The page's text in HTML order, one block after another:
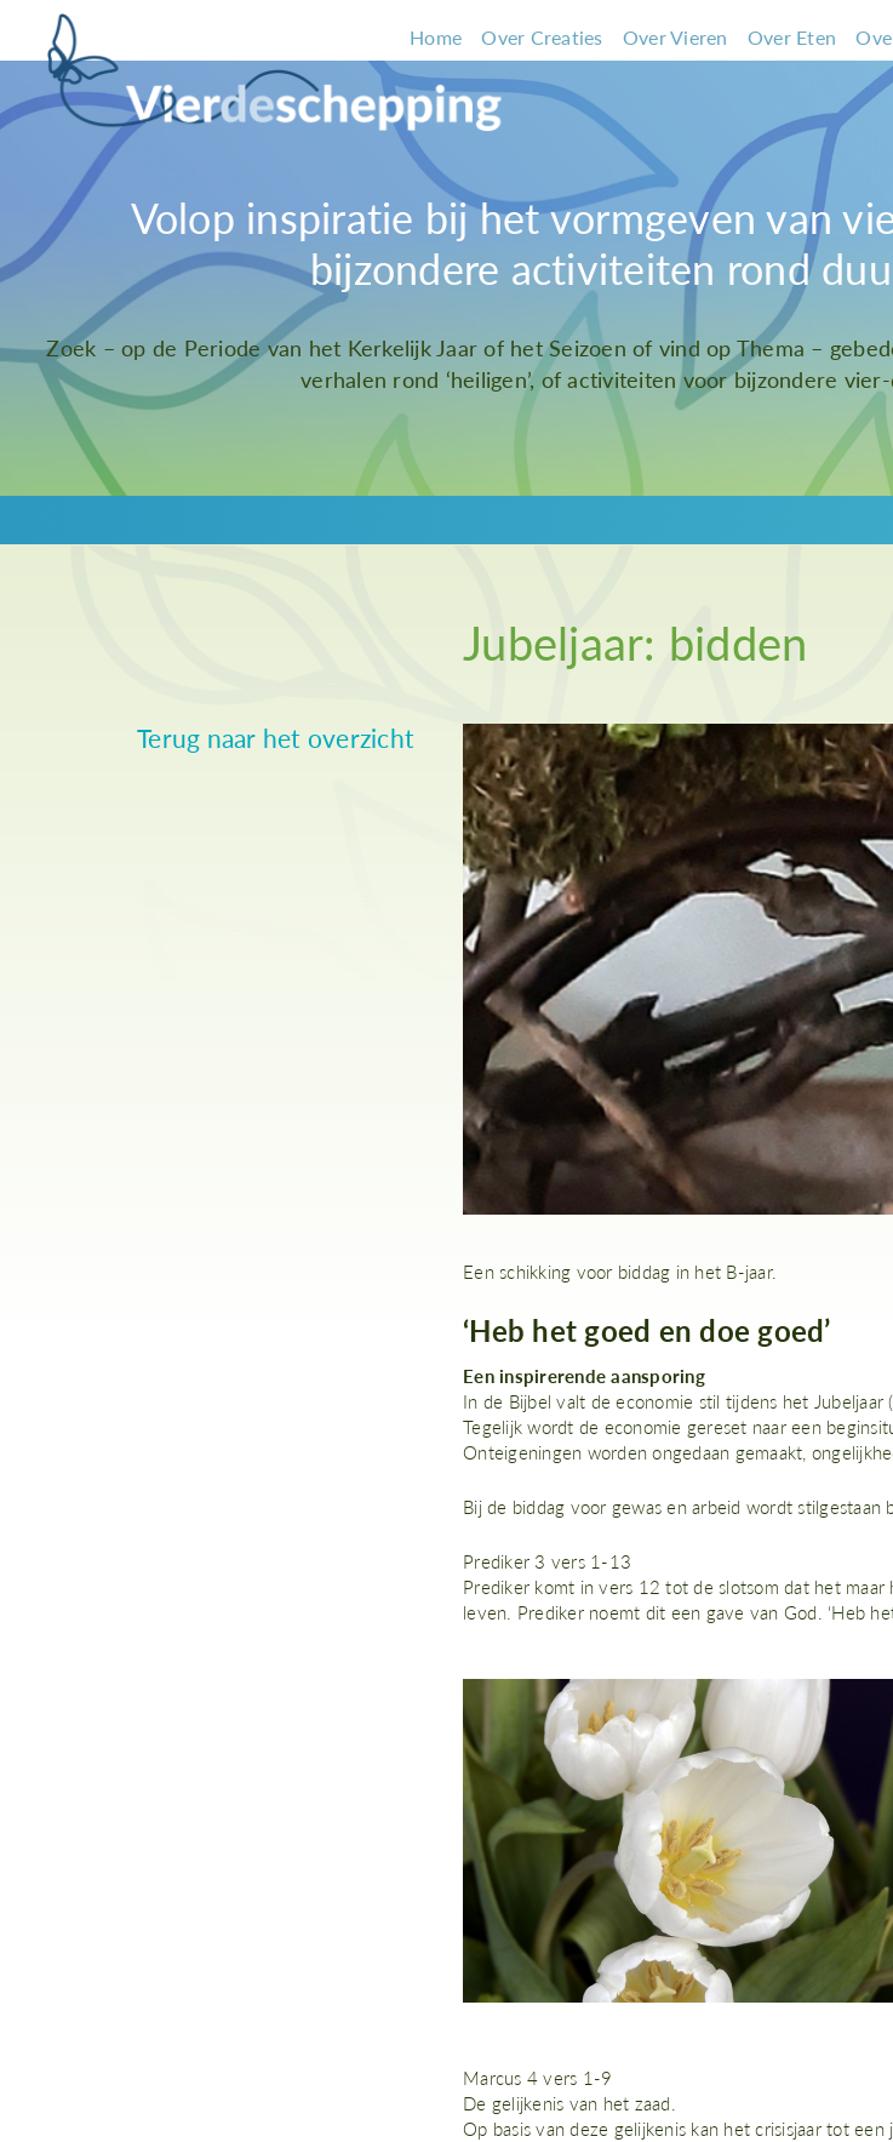
Home Over Creaties Over Vieren Over Eten
Volop inspiratie bij het vormgeven van
bijzondere activiteiten rond
Zoek – op de Periode van het Kerkelijk Jaar of het Seizoen of vind op Thema –
verhalen rond ‘heiligen’, of activiteiten voor bijzondere
Terug naar het overzicht
Jubeljaar: bidden
Een schikking voor biddag in het B-jaar.
‘Heb het goed en doe goed’
Een inspirerende aansporing
In de Bijbel valt de economie stil tijdens het
Tegelijk wordt de economie gereset naar een
Onteigeningen worden ongedaan gemaakt,
Bij de biddag voor gewas en arbeid wordt
Prediker 3 vers 1-13
Prediker komt in vers 12 tot de slotsom dat het
leven. Prediker noemt dit een gave van God. ‘Heb
Marcus 4 vers 1-9
De gelijkenis van het zaad.
Op basis van deze gelijkenis kan het crisisjaar tot een